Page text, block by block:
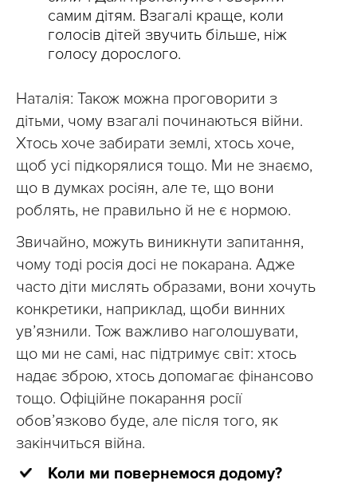
самим дітям. Взагалі краще, коли
голосів дітей звучить більше, ніж
голосу дорослого.
Наталія: Також можна проговорити з
дітьми, чому взагалі починаються війни.
Хтось хоче забирати землі, хтось хоче,
щоб усі підкорялися тощо. Ми не знаємо,
що в думках росіян, але те, що вони
роблять, не правильно й не є нормою.
Звичайно, можуть виникнути запитання,
чому тоді росія досі не покарана. Адже
часто діти мислять образами, вони хочуть
конкретики, наприклад, щоби винних
ув’язнили. Тож важливо наголошувати,
що ми не самі, нас підтримує світ: хтось
надає зброю, хтось допомагає фінансово
тощо. Офіційне покарання росії
обов’язково буде, але після того, як
закінчиться війна.
Коли ми повернемося додому?